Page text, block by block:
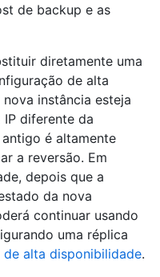
de backup e as
diretamente uma
de alta
instância esteja
diferente da
é altamente
a reversão. Em
depois que a
da nova
continuar usando
uma réplica
de alta disponibilidade.